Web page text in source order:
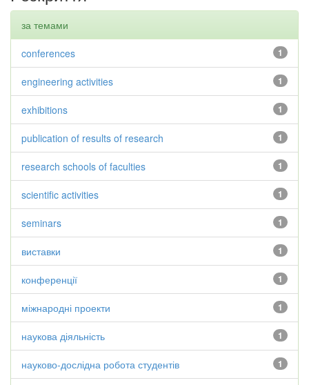
за темами
1
conferences
1
engineering activities
1
exhibitions
1
publication of results of research
1
research schools of faculties
1
scientific activities
1
seminars
1
виставки
1
конференції
1
міжнародні проекти
1
наукова діяльність
1
науково-дослідна робота студентів